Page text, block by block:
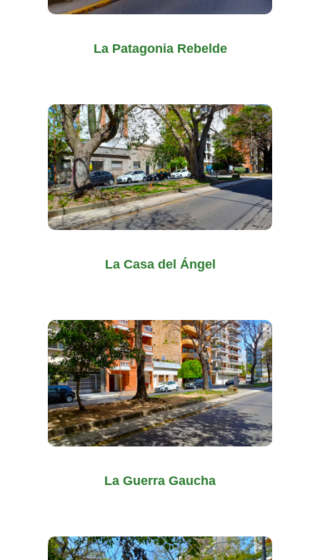
La Patagonia Rebelde
La Casa del Ángel
La Guerra Gaucha